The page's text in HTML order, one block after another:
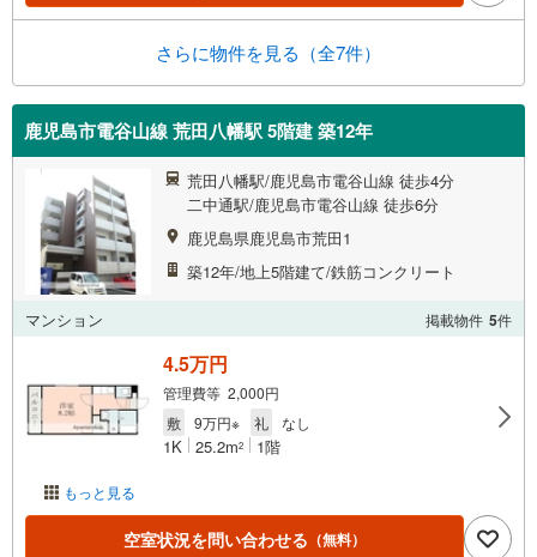
さらに物件を見る（全7件）
鹿児島市電谷山線 荒田八幡駅 5階建 築12年
荒田八幡駅/鹿児島市電谷山線 徒歩4分
二中通駅/鹿児島市電谷山線 徒歩6分
鹿児島県鹿児島市荒田1
築12年/地上5階建て/鉄筋コンクリート
マンション 掲載物件 5件
もっと見る
4.5万円
管理費等 2,000円
敷
9万円※ 礼 なし
1K 25.2m2 1階
空室状況を問い合わせる （無料）